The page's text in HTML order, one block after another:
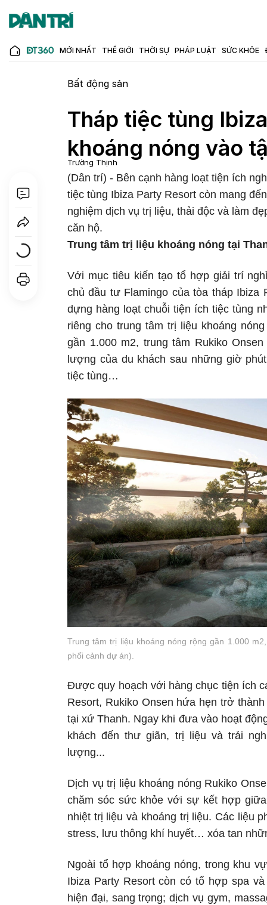
MỚI NHẤT THẾ GIỚI THỜI SỰ PHÁP LUẬT SỨC KHỎE
Bất động sản
Tháp tiệc tùng
khoáng nóng vào
Trường Thịnh
(Dân trí) - Bên cạnh hàng loạt tiện ích
tiệc tùng Ibiza Party Resort còn mang
nghiệm dịch vụ trị liệu, thải độc và làm
căn hộ.
Trung tâm trị liệu khoáng nóng tại
Với mục tiêu kiến tạo tổ hợp giải trí
chủ đầu tư Flamingo của tòa tháp Ibiza
dựng hàng loạt chuỗi tiện ích tiệc tùng
riêng cho trung tâm trị liệu khoáng
gần 1.000 m2, trung tâm Rukiko
lượng của du khách sau những giờ
tiệc tùng…
Trung tâm trị liệu khoáng nóng rộng gần 1.000
phối cảnh dự án).
Được quy hoạch với hàng chục tiện ích
Resort, Rukiko Onsen hứa hẹn trở
tại xứ Thanh. Ngay khi đưa vào hoạt
khách đến thư giãn, trị liệu và trải
lượng...
Dịch vụ trị liệu khoáng nóng Rukiko
chăm sóc sức khỏe với sự kết hợp
nhiệt trị liệu và khoáng trị liệu. Các liệu
stress, lưu thông khí huyết… xóa tan
Ngoài tổ hợp khoáng nóng, trong khu
Ibiza Party Resort còn có tổ hợp spa
hiện đại, sang trọng; dịch vụ gym,